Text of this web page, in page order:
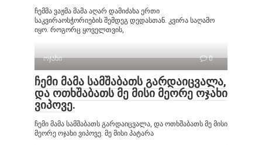
ჩემმა ვაჟმა მამა აღარ დამიძახა ერთი
საკვირაოსჭორიების შემდეგ დედასთან. კვირა საღამო
იყო. როგორც ყოველთვის,
ოჯახი 0
ჩემი მამა სამშაბათს გარდაიცვალა,
და ოთხშაბათს მე მისი მეორე ოჯახი
ვიპოვე.
ჩემი მამა სამშაბათს გარდაიცვალა, და ოთხშაბათს მე მისი
მეორე ოჯახი ვიპოვე. მე მისი პატარა